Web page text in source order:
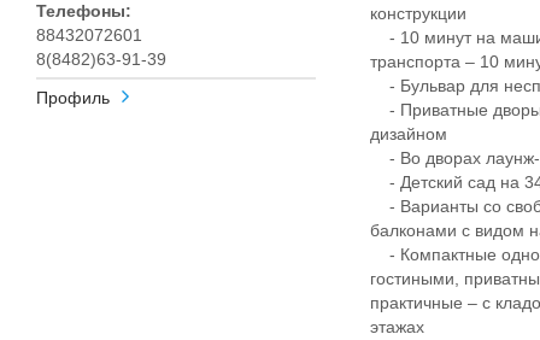
Телефоны:
88432072601
8(8482)63-91-39
Профиль
конструкции
- 10 минут на
транспорта – 10
- Бульвар для
- Приватные
дизайном
- Во дворах лаунж-
- Детский сад на
- Варианты со
балконами с видом
- Компактные
гостиными,
практичные – с
этажах